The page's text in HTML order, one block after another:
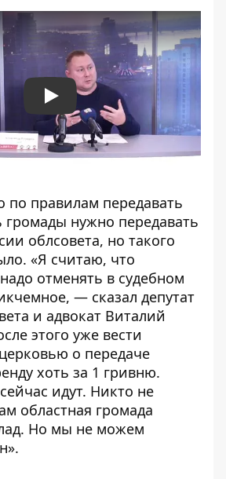
Play
правилам передавать
громады нужно передавать
облсовета, но такого
«Я считаю, что
отменять в судебном
— сказал депутат
и адвокат Виталий
этого уже вести
о передаче
хоть за 1 гривню.
идут. Никто не
областная громада
Но мы не можем